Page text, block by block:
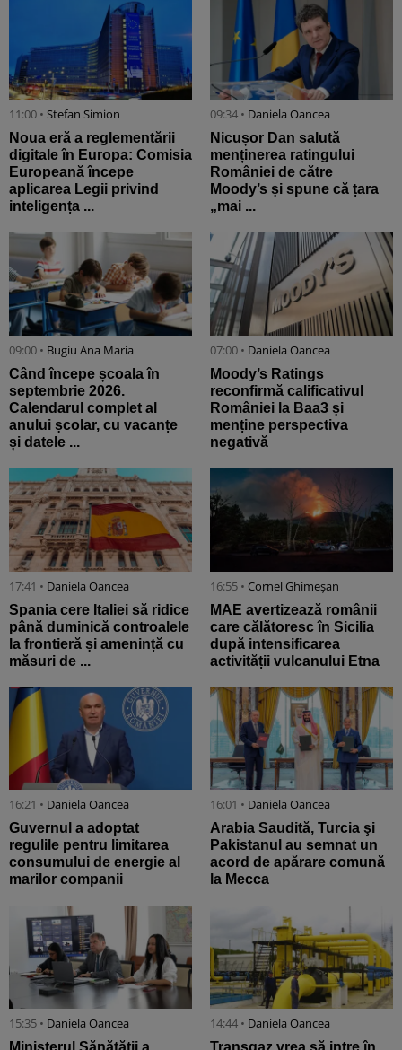
11:00 • Stefan Simion
Noua eră a reglementării
digitale în Europa: Comisia
Europeană începe
aplicarea Legii privind
inteligența ...
09:34 • Daniela Oancea
Nicușor Dan salută
menținerea ratingului
României de către
Moody’s și spune că țara
„mai ...
09:00 • Bugiu ⁠Ana Maria
Când începe școala în
septembrie 2026.
Calendarul complet al
anului școlar, cu vacanțe
și datele ...
07:00 • Daniela Oancea
Moody’s Ratings
reconfirmă calificativul
României la Baa3 și
menține perspectiva
negativă
17:41 • Daniela Oancea
Spania cere Italiei să ridice
până duminică controalele
la frontieră și amenință cu
măsuri de ...
16:55 • Cornel Ghimeșan
MAE avertizează românii
care călătoresc în Sicilia
după intensificarea
activității vulcanului Etna
16:21 • Daniela Oancea
Guvernul a adoptat
regulile pentru limitarea
consumului de energie al
marilor companii
16:01 • Daniela Oancea
Arabia Saudită, Turcia şi
Pakistanul au semnat un
acord de apărare comună
la Mecca
15:35 • Daniela Oancea
Ministerul Sănătăţii a
14:44 • Daniela Oancea
Transgaz vrea să intre în